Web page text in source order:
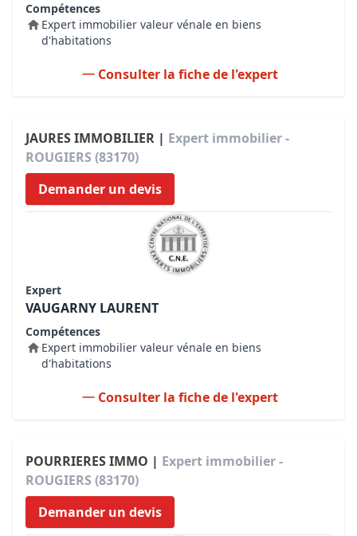
Compétences
Expert immobilier valeur vénale en biens
d'habitations
Consulter la fiche de l'expert
JAURES IMMOBILIER | Expert immobilier -
ROUGIERS (83170)
Demander un devis
Expert
VAUGARNY LAURENT
Compétences
Expert immobilier valeur vénale en biens
d'habitations
Consulter la fiche de l'expert
POURRIERES IMMO | Expert immobilier -
ROUGIERS (83170)
Demander un devis